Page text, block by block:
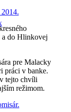
do Hlinkovej
pre Malacky
práci v banke.
tejto chvíli
režimom.